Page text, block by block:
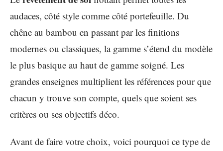
audaces, côté style comme côté portefeuille. Du
chêne au bambou en passant par les finitions
modernes ou classiques, la gamme s’étend du modèle
le plus basique au haut de gamme soigné. Les
grandes enseignes multiplient les références pour que
chacun y trouve son compte, quels que soient ses
critères ou ses objectifs déco.
Avant de faire votre choix, voici pourquoi ce type de